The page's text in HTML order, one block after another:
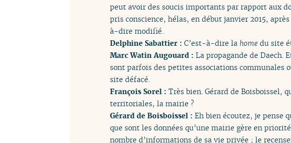
peut avoir des soucis importants par rapport aux
pris conscience, hélas, en début janvier 2015,
à-dire modifié.
Delphine Sabattier : C’est-à-dire la home du site
Marc Watin Augouard : La propagande de Daech.
sont parfois des petites associations communales
site défacé.
François Sorel : Très bien. Gérard de Boisboissel,
territoriales, la mairie ?
Gérard de Boisboissel : Eh bien écoutez, je pense
que sont les données qu’une mairie gère en
nombre d’informations de sa vie privée ; le